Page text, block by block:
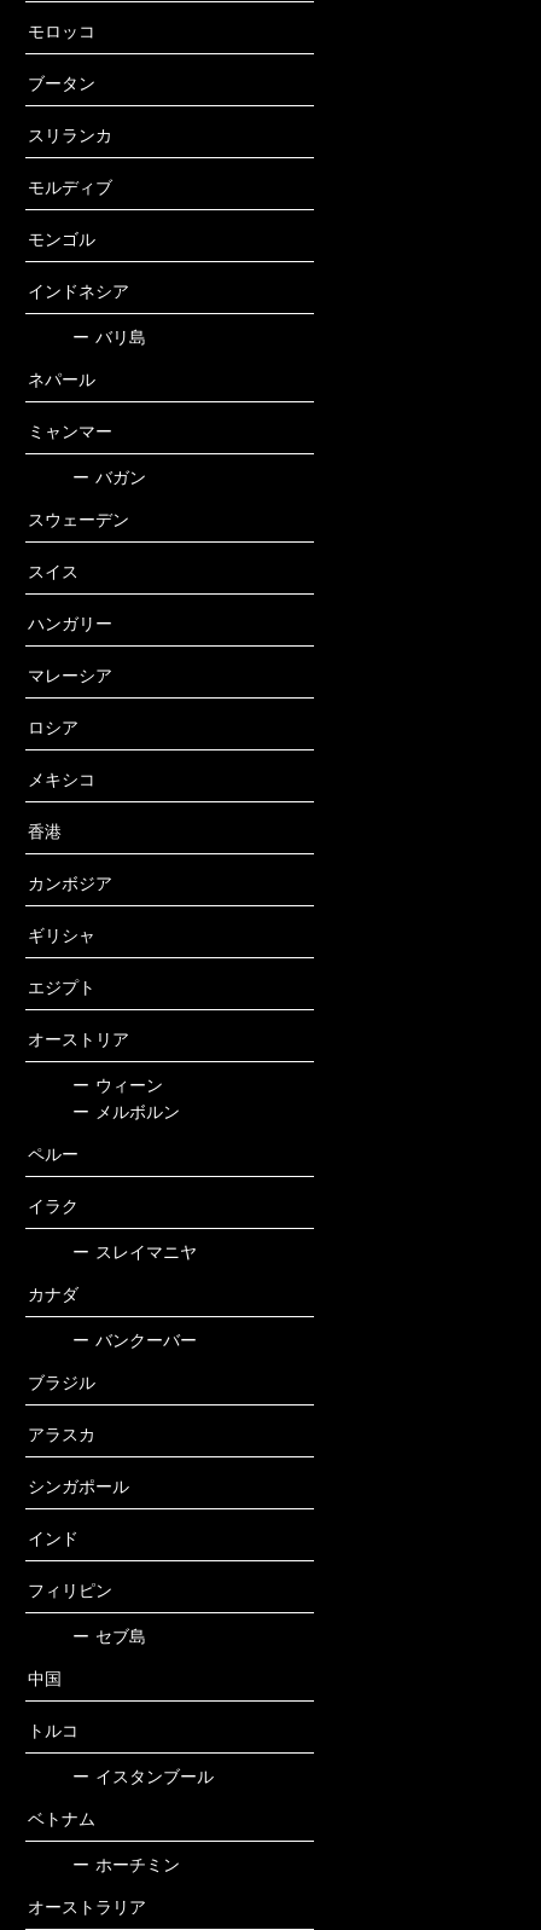
モロッコ
ブータン
スリランカ
モルディブ
モンゴル
インドネシア
ー バリ島
ネパール
ミャンマー
ー バガン
スウェーデン
スイス
ハンガリー
マレーシア
ロシア
メキシコ
香港
カンボジア
ギリシャ
エジプト
オーストリア
ー ウィーン
ー メルボルン
ペルー
イラク
ー スレイマニヤ
カナダ
ー バンクーバー
ブラジル
アラスカ
シンガポール
インド
フィリピン
ー セブ島
中国
トルコ
ー イスタンブール
ベトナム
ー ホーチミン
オーストラリア